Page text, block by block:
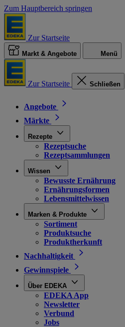
Zum Hauptbereich springen
Zur Startseite
Markt & Angebote Menü
Zur Startseite Schließen
Angebote
Märkte
Rezepte
Rezeptsuche
Rezeptsammlungen
Wissen
Bewusste Ernährung
Ernährungsformen
Lebensmittelwissen
Marken & Produkte
Sortiment
Produktsuche
Produktherkunft
Nachhaltigkeit
Gewinnspiele
Über EDEKA
EDEKA App
Newsletter
Verbund
Jobs